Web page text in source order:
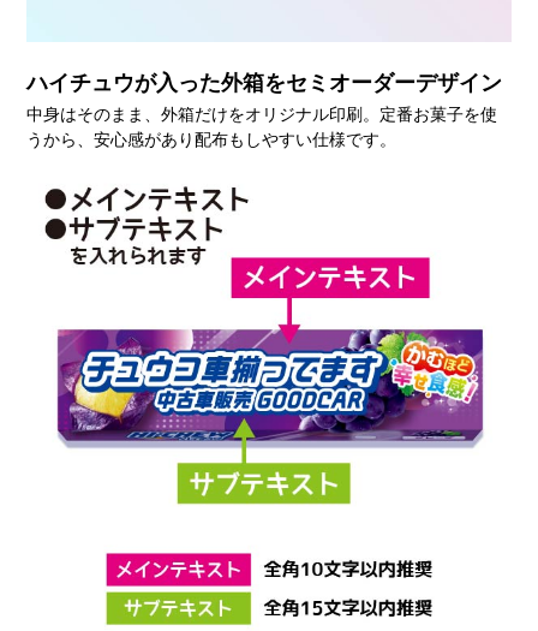
ハイチュウが入った外箱をセミオーダーデザイン
中身はそのまま、外箱だけをオリジナル印刷。定番お菓子を使
うから、安心感があり配布もしやすい仕様です。